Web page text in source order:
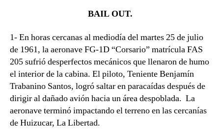
BAIL OUT.
1- En horas cercanas al mediodía del martes 25 de julio
de 1961, la aeronave FG-1D “Corsario” matrícula FAS
205 sufrió desperfectos mecánicos que llenaron de humo
el interior de la cabina. El piloto, Teniente Benjamín
Trabanino Santos, logró saltar en paracaídas después de
dirigir al dañado avión hacia un área despoblada. La
aeronave terminó impactando el terreno en las cercanías
de Huizucar, La Libertad.